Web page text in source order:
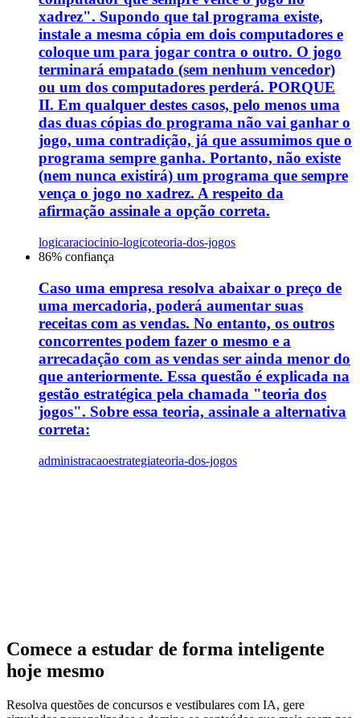
xadrez". Supondo que tal programa existe,
instale a mesma cópia em dois computadores e
coloque um para jogar contra o outro. O jogo
terminará empatado (sem nenhum vencedor)
ou um dos computadores perderá. PORQUE
II. Em qualquer destes casos, pelo menos uma
das duas cópias do programa não vai ganhar o
jogo, uma contradição, já que assumimos que o
programa sempre ganha. Portanto, não existe
(nem nunca existirá) um programa que sempre
vença o jogo no xadrez. A respeito da
afirmação assinale a opção correta.
logicaraciocinio-logicoteoria-dos-jogos
86% confiança
Caso uma empresa resolva abaixar o preço de
uma mercadoria, poderá aumentar suas
receitas com as vendas. No entanto, os outros
concorrentes podem fazer o mesmo e a
arrecadação com as vendas ser ainda menor do
que anteriormente. Essa questão é explicada na
gestão estratégica pela chamada "teoria dos
jogos". Sobre essa teoria, assinale a alternativa
correta:
administracaoestrategiateoria-dos-jogos
Comece a estudar de forma inteligente
hoje mesmo
Resolva questões de concursos e vestibulares com IA, gere